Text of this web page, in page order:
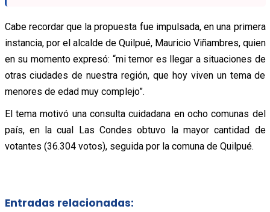
Cabe recordar que la propuesta fue impulsada, en una primera
instancia, por el alcalde de Quilpué, Mauricio Viñambres, quien
en su momento expresó: “mi temor es llegar a situaciones de
otras ciudades de nuestra región, que hoy viven un tema de
menores de edad muy complejo”.
El tema motivó una consulta cuidadana en ocho comunas del
país, en la cual Las Condes obtuvo la mayor cantidad de
votantes (36.304 votos), seguida por la comuna de Quilpué.
Entradas relacionadas: